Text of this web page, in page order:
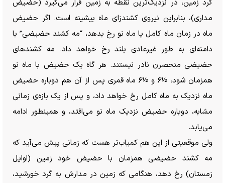
گرد زمین، در نزدیک‌ترین نقطه به زمین قرار می‌گیرد (حضیض
مداری)، بنابراین نیروی کشندزای ماه بیشینه است. اگر حضیض
ماه در زمان ماه کامل یا ماه نو رخ بدهد، “مه کشند حضیضی” با
دامنه‌ای به طور غیرعادی بلند رخ خواهد داد. مه کشند‌های
حضیضی منحصرن نادر نیستند. هر گاه یک حضیض با ماه نو
همزمان شود، ½۶ و ½۶ ماه قمری پس از آن هم دوباره حضیض
ماه نزدیک به ماه کامل رخ خواهد داد، و پس از یک بازه‌ی زمانی
مشابه، دوباره حضیض نزدیک ماه نو می‌افتد، و همینطور ادامه
می‌یابد.
ولی موقعیتی از این هم کمیاب‌تر هست که زمانی پیش می‌آید که
مه کشند حضیضی همزمان با حضیض خود زمین (اوایل
زمستان) رخ دهد، هنگامی که زمین در مدارش به گرد خورشید،